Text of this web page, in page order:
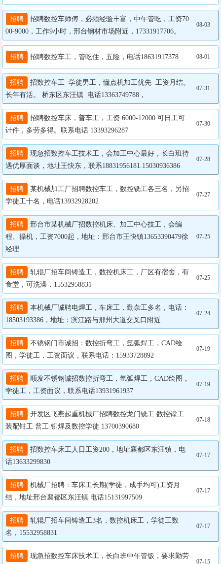
招聘
招聘数控车师傅，必须经验丰富，中午管吃，工资70
00-9000，工作9小时，邢台钢材市场附近，17331917706。
08-03
招聘 招聘数控车工，管吃住，五险，电话18631917378 08-01
招聘
招数控车工  学徒男工，懂点机加工优先  工资月结。
长年有活。 桥东区东汪镇  电话13363749788，
07-31
招聘
招聘数控车床，普车工，工资 6000-12000 可日工可
计件，多劳多得。联系电话 13393296287
07-30
招聘
现急招数控车工技术工，会加工中心最好，长白班待
遇优厚面谈，地址王快东，联系18831956181.15030936386
07-28
招聘
某机械加工厂招聘数控车工，数控铣工各三名，另招
学徒工十名，电话13932928202
07-27
招聘
邢台市某机械厂招数控机床、加工中心技工，会编
程、操机，工资7000起，地址：邢台市王快镇13653390479徐
经理
07-25
招聘
轧辊厂招车间铸造工，数控机床工，厂区有宿舍，有
食堂，可洗澡，15532958831
07-25
招聘
本机械厂诚聘电焊工，车床工，勤杂工多名，电话：
18503193386，地址：滨江路与邢州大道交叉口附近
07-24
招聘
不锈钢门市诚招：数控折弯工，氩弧焊工，CAD绘
图，学徒工，工资面议，联系电话：15933728892
07-19
招聘
顺发不锈钢诚招数控折弯工，氩弧焊工，CAD绘图，
学徒工，工资面议，联系电话13931961937
07-19
招聘
开发区飞燕起重机械厂招聘数控龙门铣工 数控镗工
装配钳工 普工 铆焊及数控学徒 13700390680
07-18
招聘
招数控车床工人日工资200，地址襄都区东汪镇，电
话13633299830
07-17
招聘
机械厂招聘：车床工长期(学徒，成手均可)工资月
结，地址邢台襄都区东汪镇 电话15131997509
07-17
招聘
轧辊厂招车间铸造工3名，数控机床工，学徒工数
名，15532958831
07-17
招聘 现急招数控车床技术工，长白班中午管饭，要求勤劳
07-15